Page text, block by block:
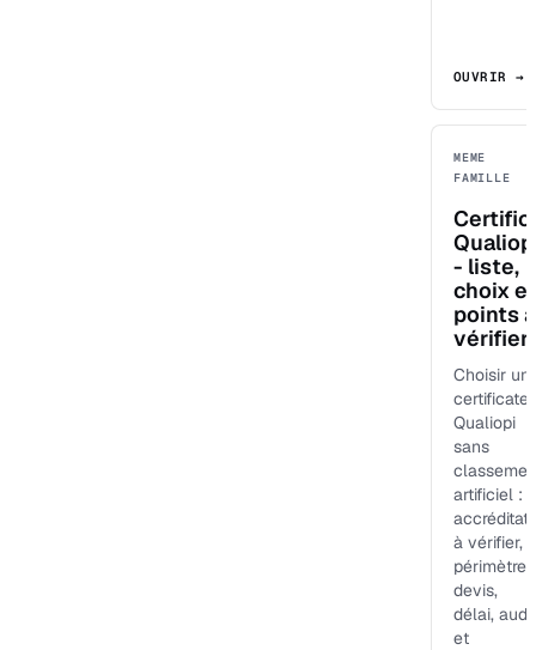
OUVRIR →
MEME
FAMILLE
- liste,
choix et
points à
vérifier
Choisir un
Qualiopi
sans
artificiel :
à vérifier,
périmètre,
devis,
délai, audit
et